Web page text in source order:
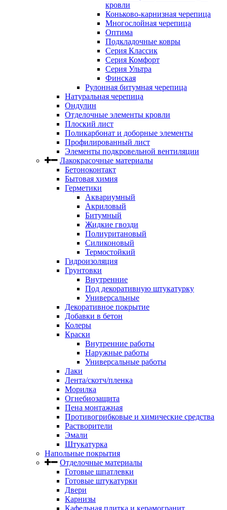
кровли
Коньково-карнизная черепица
Многослойная черепица
Оптима
Подкладочные ковры
Серия Классик
Серия Комфорт
Серия Ультра
Финская
Рулонная битумная черепица
Натуральная черепица
Ондулин
Отделочные элементы кровли
Плоский лист
Поликарбонат и доборные элементы
Профилированный лист
Элементы подкровельной вентиляции
Лакокрасочные материалы
Бетоноконтакт
Бытовая химия
Герметики
Аквариумный
Акриловый
Битумный
Жидкие гвозди
Полиуритановый
Силиконовый
Термостойкий
Гидроизоляция
Грунтовки
Внутренние
Под декоративную штукатурку
Универсальные
Декоративное покрытие
Добавки в бетон
Колеры
Краски
Внутренние работы
Наружные работы
Универсальные работы
Лаки
Лента/скотч/пленка
Морилка
Огнебиозащита
Пена монтажная
Противогрибковые и химические средства
Растворители
Эмали
Штукатурка
Напольные покрытия
Отделочные материалы
Готовые шпатлевки
Готовые штукатурки
Двери
Карнизы
Кафельная плитка и керамогранит